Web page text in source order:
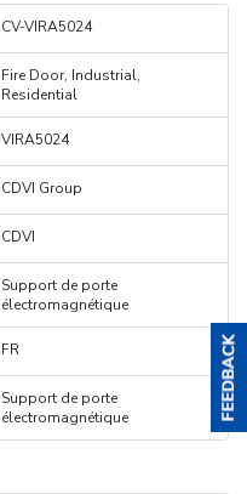
CV-VIRA5024
Fire Door, Industrial,
Residential
VIRA5024
CDVI Group
CDVI
Support de porte
électromagnétique
FR
Support de porte
électromagnétique